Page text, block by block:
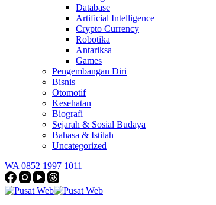
Database
Artificial Intelligence
Crypto Currency
Robotika
Antariksa
Games
Pengembangan Diri
Bisnis
Otomotif
Kesehatan
Biografi
Sejarah & Sosial Budaya
Bahasa & Istilah
Uncategorized
WA 0852 1997 1011